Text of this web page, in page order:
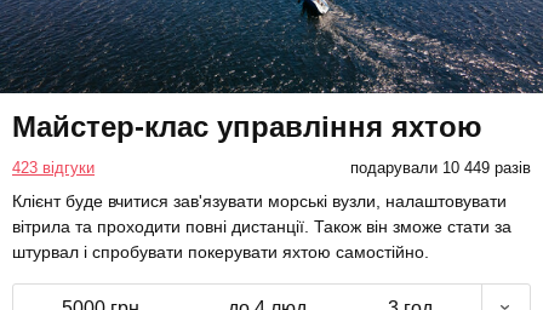
Майстер-клас управління яхтою
423 відгуки подарували 10 449 разів
Клієнт буде вчитися зав'язувати морські вузли, налаштовувати
вітрила та проходити повні дистанції. Також він зможе стати за
штурвал і спробувати покерувати яхтою самостійно.